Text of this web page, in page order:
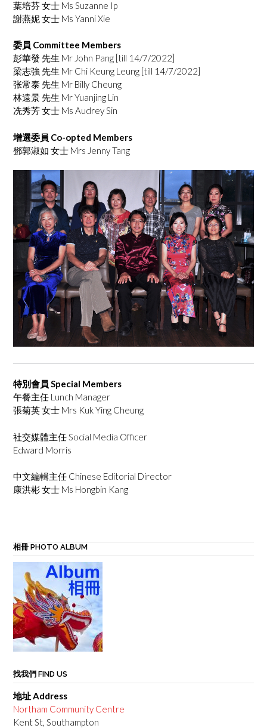
葉培芬 女士 Ms Suzanne Ip
謝燕妮 女士 Ms Yanni Xie
委員 Committee Members
彭華發 先生 Mr John Pang [till 14/7/2022]
梁志強 先生 Mr Chi Keung Leung [till 14/7/2022]
张常泰 先生 Mr Billy Cheung
林遠景 先生 Mr Yuanjing Lin
冼秀芳 女士 Ms Audrey Sin
增選委員 Co-opted Members
鄧郭淑如 女士 Mrs Jenny Tang
特別會員 Special Members
午餐主任 Lunch Manager
張菊英 女士 Mrs Kuk Ying Cheung
社交媒體主任 Social Media Officer
Edward Morris
中文編輯主任 Chinese Editorial Director
康洪彬 ⼥⼠ Ms Hongbin Kang
相冊 PHOTO ALBUM
找我們 FIND US
地址 Address
Northam Community Centre
Kent St, Southampton